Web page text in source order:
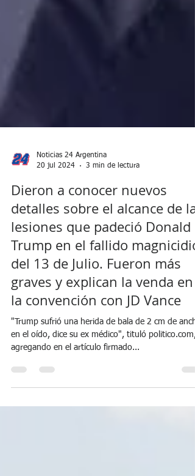
Noticias 24 Argentina
3 min de lectura
Dieron a conocer nuevos
detalles sobre el alcance de las
lesiones que padeció Donald
Trump en el fallido magnicidio
del 13 de Julio. Fueron más
graves y explican la venda en
la convención con JD Vance
en el oído, dice su ex médico", tituló politico.com,